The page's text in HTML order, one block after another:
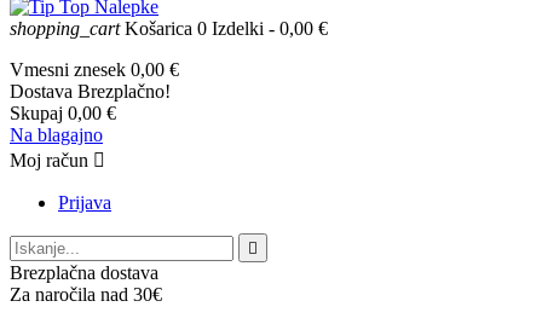
shopping_cart Košarica 0 Izdelki - 0,00 €
Vmesni znesek 0,00 €
Dostava Brezplačno!
Skupaj 0,00 €
Na blagajno
Moj račun 
Prijava

Brezplačna dostava
Za naročila nad 30€